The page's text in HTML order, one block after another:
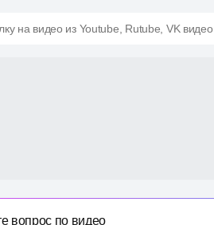
на видео из Youtube, Rutube, VK видео
вопрос по видео